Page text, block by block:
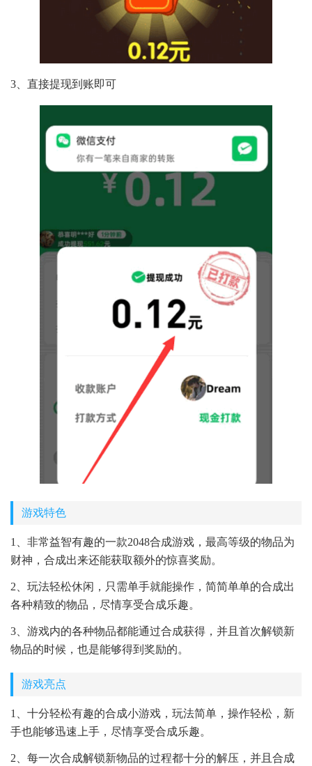
3、直接提现到账即可
游戏特色
1、非常益智有趣的一款2048合成游戏，最高等级的物品为
财神，合成出来还能获取额外的惊喜奖励。
2、玩法轻松休闲，只需单手就能操作，简简单单的合成出
各种精致的物品，尽情享受合成乐趣。
3、游戏内的各种物品都能通过合成获得，并且首次解锁新
物品的时候，也是能够得到奖励的。
游戏亮点
1、十分轻松有趣的合成小游戏，玩法简单，操作轻松，新
手也能够迅速上手，尽情享受合成乐趣。
2、每一次合成解锁新物品的过程都十分的解压，并且合成